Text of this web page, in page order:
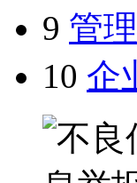
9 管
10 企